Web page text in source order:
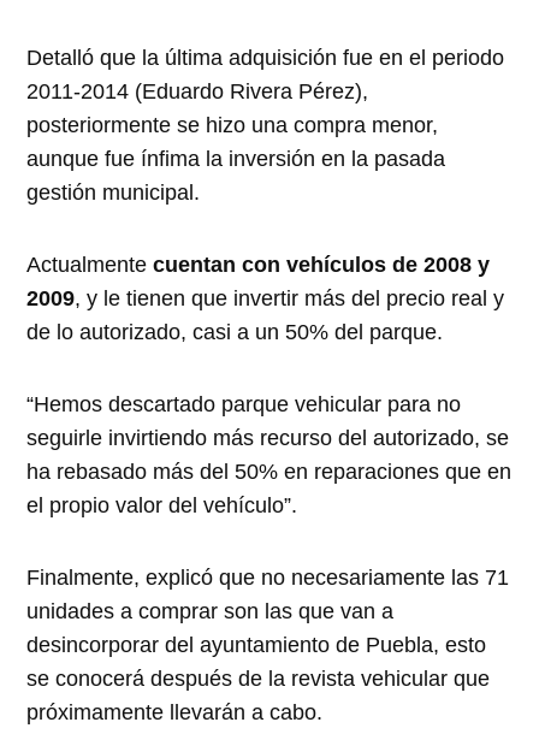
Detalló que la última adquisición fue en el periodo
2011-2014 (Eduardo Rivera Pérez),
posteriormente se hizo una compra menor,
aunque fue ínfima la inversión en la pasada
gestión municipal.
Actualmentecuentan con vehículos de 2008 y
2009, y le tienen que invertir más del precio real y
de lo autorizado, casi a un 50% del parque.
“Hemos descartado parque vehicular para no
seguirle invirtiendo más recurso del autorizado, se
ha rebasado más del 50% en reparaciones que en
el propio valor del vehículo”.
Finalmente, explicó que no necesariamente las 71
unidades a comprar son las que van a
desincorporar del ayuntamiento de Puebla, esto
se conocerá después de la revista vehicular que
próximamente llevarán a cabo.